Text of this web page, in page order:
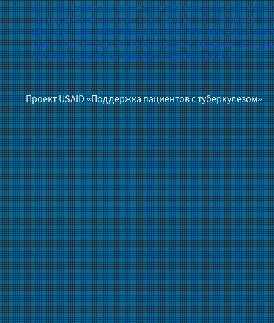
Координаторам была представлена информация о
противотуберкулезной программы по уровням
определениях регистрации случаев туберкулеза и
новых чек-листов по клиническому ведению
когортному анализу данных из своих областей.
Проект USAID «Поддержка пациентов с туберкулезом»